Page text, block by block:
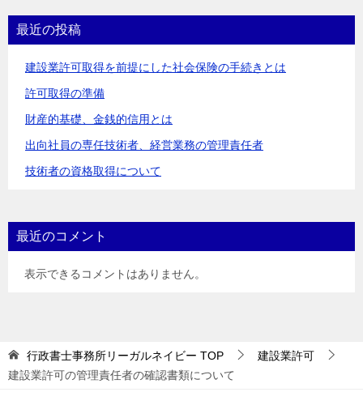
シ
ョ
最近の投稿
建設業許可取得を前提にした社会保険の手続きとは
許可取得の準備
財産的基礎、金銭的信用とは
出向社員の専任技術者、経営業務の管理責任者
技術者の資格取得について
最近のコメント
表示できるコメントはありません。
行政書士事務所リーガルネイビー TOP
建設業許可
建設業許可の管理責任者の確認書類について